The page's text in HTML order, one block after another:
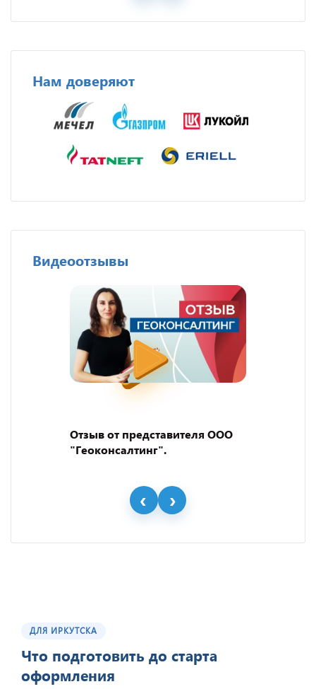
Нам доверяют
Видеоотзывы
Отзыв от представителя ООО
"Геоконсалтинг".
ДЛЯ ИРКУТСКА
Что подготовить до старта
оформления